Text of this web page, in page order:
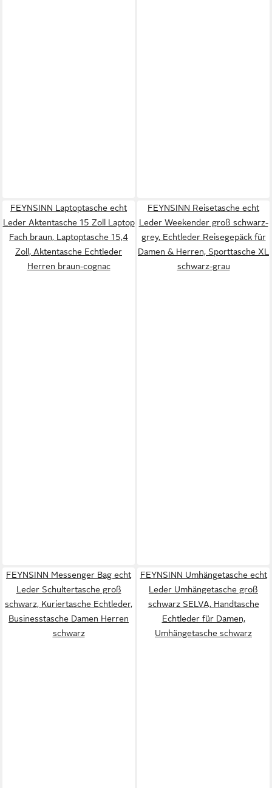
FEYNSINN Laptoptasche echt
Leder Aktentasche 15 Zoll Laptop
Fach braun, Laptoptasche 15,4
Zoll, Aktentasche Echtleder
Herren braun-cognac
FEYNSINN Reisetasche echt
Leder Weekender groß schwarz-
grey, Echtleder Reisegepäck für
Damen & Herren, Sporttasche XL
schwarz-grau
FEYNSINN Messenger Bag echt
Leder Schultertasche groß
schwarz, Kuriertasche Echtleder,
Businesstasche Damen Herren
schwarz
FEYNSINN Umhängetasche echt
Leder Umhängetasche groß
schwarz SELVA, Handtasche
Echtleder für Damen,
Umhängetasche schwarz